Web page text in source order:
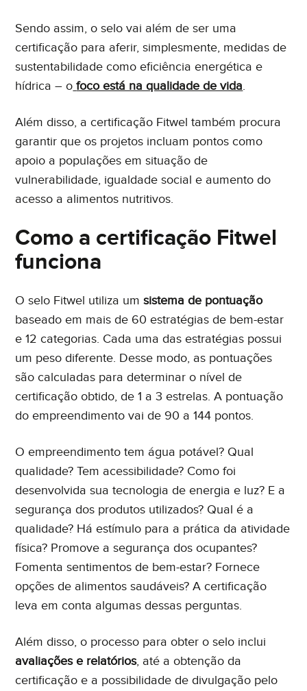
Sendo assim, o selo vai além de ser uma
certificação para aferir, simplesmente, medidas de
sustentabilidade como eficiência energética e
hídrica – o foco está na qualidade de vida.
Além disso, a certificação Fitwel também procura
garantir que os projetos incluam pontos como
apoio a populações em situação de
vulnerabilidade, igualdade social e aumento do
acesso a alimentos nutritivos.
Como a certificação Fitwel
funciona
O selo Fitwel utiliza um sistema de pontuação
baseado em mais de 60 estratégias de bem-estar
e 12 categorias. Cada uma das estratégias possui
um peso diferente. Desse modo, as pontuações
são calculadas para determinar o nível de
certificação obtido, de 1 a 3 estrelas. A pontuação
do empreendimento vai de 90 a 144 pontos.
O empreendimento tem água potável? Qual
qualidade? Tem acessibilidade? Como foi
desenvolvida sua tecnologia de energia e luz? E a
segurança dos produtos utilizados? Qual é a
qualidade? Há estímulo para a prática da atividade
física? Promove a segurança dos ocupantes?
Fomenta sentimentos de bem-estar? Fornece
opções de alimentos saudáveis? A certificação
leva em conta algumas dessas perguntas.
Além disso, o processo para obter o selo inclui
avaliações e relatórios, até a obtenção da
certificação e a possibilidade de divulgação pelo